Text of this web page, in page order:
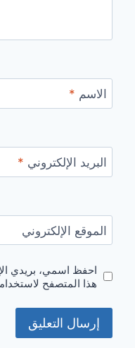
الاسم *
البريد الإلكتروني *
الموقع الإلكتروني
احفظ اسمي، بريدي
هذا المتصفح